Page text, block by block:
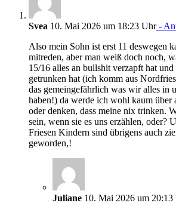
Svea 10. Mai 2026 um 18:23 Uhr-
Also mein Sohn ist erst 11 deswegen
mitreden, aber man weiß doch noch,
15/16 alles an bullshit verzapft hat und
getrunken hat (ich komm aus
das gemeingefährlich was wir alles in
haben!) da werde ich wohl kaum über
oder denken, dass meine nix trinken.
sein, wenn sie es uns erzählen, oder?
Friesen Kindern sind übrigens auch
geworden,!
Juliane 10. Mai 2026 um 20:13